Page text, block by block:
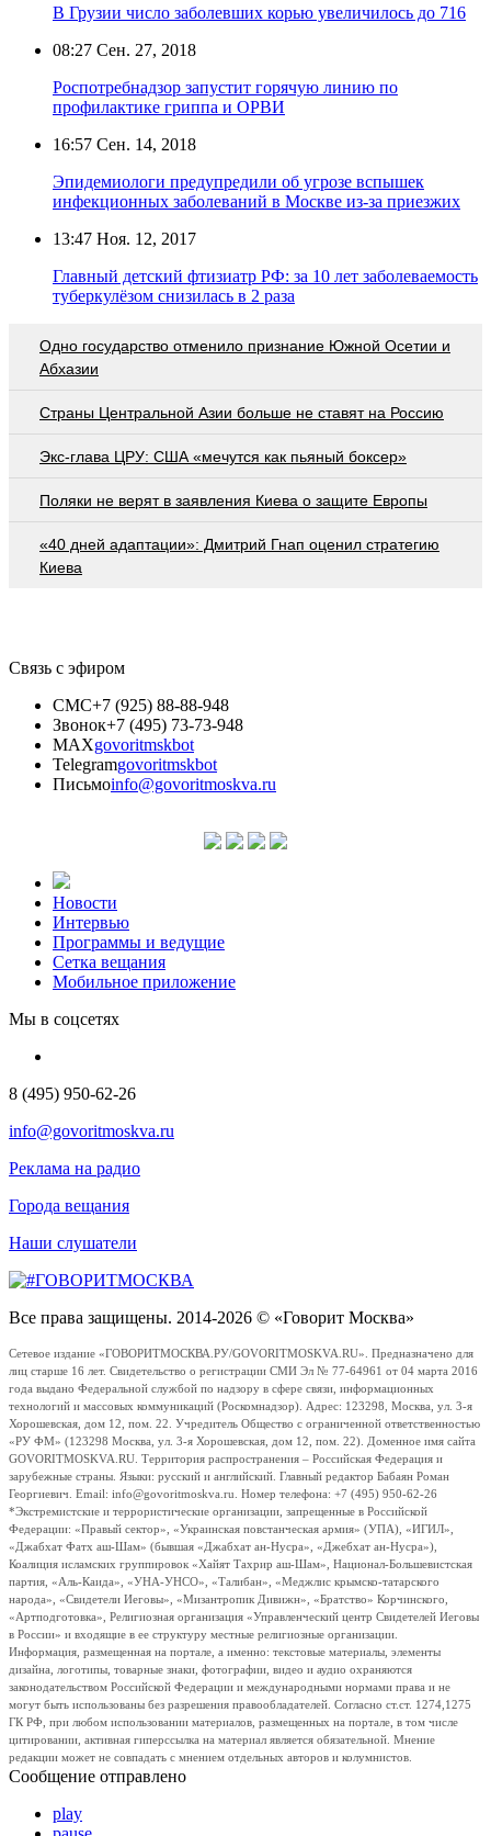
В Грузии число заболевших корью увеличилось до 716
08:27 Сен. 27, 2018
Роспотребнадзор запустит горячую линию по
профилактике гриппа и ОРВИ
16:57 Сен. 14, 2018
Эпидемиологи предупредили об угрозе вспышек
инфекционных заболеваний в Москве из-за приезжих
13:47 Ноя. 12, 2017
Главный детский фтизиатр РФ: за 10 лет заболеваемость
туберкулёзом снизилась в 2 раза
Одно государство отменило признание Южной Осетии и
Абхазии
Страны Центральной Азии больше не ставят на Россию
Экс-глава ЦРУ: США «мечутся как пьяный боксер»
Поляки не верят в заявления Киева о защите Европы
«40 дней адаптации»: Дмитрий Гнап оценил стратегию
Киева
Связь с эфиром
СМС+7 (925) 88-88-948
Звонок+7 (495) 73-73-948
MAXgovoritmskbot
Telegramgovoritmskbot
Письмоinfo@govoritmoskva.ru
Новости
Интервью
Программы и ведущие
Сетка вещания
Мобильное приложение
Мы в соцсетях
8 (495) 950-62-26
info@govoritmoskva.ru
Реклама на радио
Города вещания
Наши слушатели
Все права защищены. 2014-2026 © «Говорит Москва»
Сетевое издание «ГОВОРИТМОСКВА.РУ/GOVORITMOSKVA.RU». Предназначено для
лиц старше 16 лет. Свидетельство о регистрации СМИ Эл № 77-64961 от 04 марта 2016
года выдано Федеральной службой по надзору в сфере связи, информационных
технологий и массовых коммуникаций (Роскомнадзор). Адрес: 123298, Москва, ул. 3-я
Хорошевская, дом 12, пом. 22. Учредитель Общество с ограниченной ответственностью
«РУ ФМ» (123298 Москва, ул. 3-я Хорошевская, дом 12, пом. 22). Доменное имя сайта
GOVORITMOSKVA.RU. Территория распространения – Российская Федерация и
зарубежные страны. Языки: русский и английский. Главный редактор Бабаян Роман
Георгиевич. Email: info@govoritmoskva.ru. Номер телефона: +7 (495) 950-62-26
*Экстремистские и террористические организации, запрещенные в Российской
Федерации: «Правый сектор», «Украинская повстанческая армия» (УПА), «ИГИЛ»,
«Джабхат Фатх аш-Шам» (бывшая «Джабхат ан-Нусра», «Джебхат ан-Нусра»),
Коалиция исламских группировок «Хайят Тахрир аш-Шам», Национал-Большевистская
партия, «Аль-Каида», «УНА-УНСО», «Талибан», «Меджлис крымско-татарского
народа», «Свидетели Иеговы», «Мизантропик Дивижн», «Братство» Корчинского,
«Артподготовка», Религиозная организация «Управленческий центр Свидетелей Иеговы
в России» и входящие в ее структуру местные религиозные организации.
Информация, размещенная на портале, а именно: текстовые материалы, элементы
дизайна, логотипы, товарные знаки, фотографии, видео и аудио охраняются
законодательством Российской Федерации и международными нормами права и не
могут быть использованы без разрешения правообладателей. Согласно ст.ст. 1274,1275
ГК РФ, при любом использовании материалов, размещенных на портале, в том числе
цитировании, активная гиперссылка на материал является обязательной. Мнение
редакции может не совпадать с мнением отдельных авторов и колумнистов.
Сообщение отправлено
play